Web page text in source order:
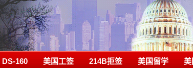
DS-160 美国工签 214B拒签 美国留学 美